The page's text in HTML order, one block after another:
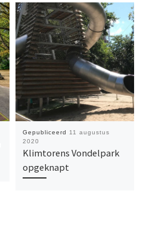
Gepubliceerd
11 augustus
2020
Klimtorens Vondelpark
opgeknapt